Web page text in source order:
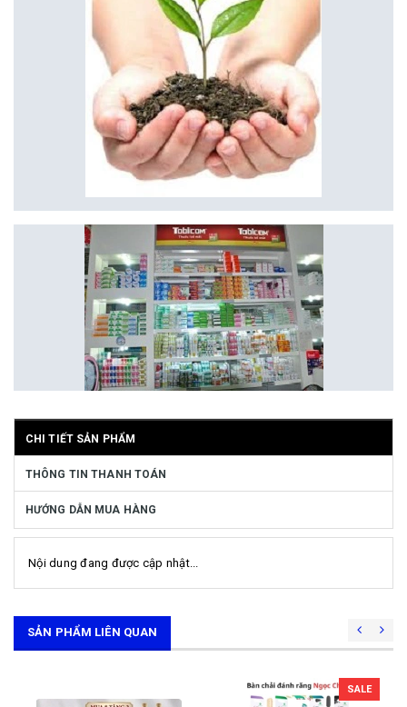
CHI TIẾT SẢN PHẨM
THÔNG TIN THANH TOÁN
HƯỚNG DẪN MUA HÀNG
Nội dung đang được cập nhật...
SẢN PHẨM LIÊN QUAN
SALE